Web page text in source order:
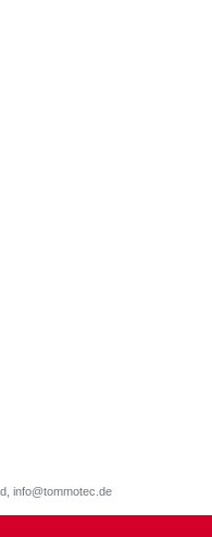
info@tommotec.de